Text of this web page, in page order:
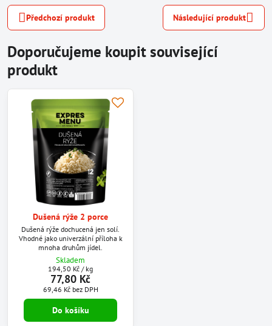
Předchozí produkt Následující produkt
Doporučujeme koupit související
produkt
Dušená rýže 2 porce
Dušená rýže dochucená jen solí.
Vhodné jako univerzální příloha k
mnoha druhům jídel.
Skladem
77,80 Kč
69,46 Kč bez DPH
194,50 Kč / kg
Do košíku